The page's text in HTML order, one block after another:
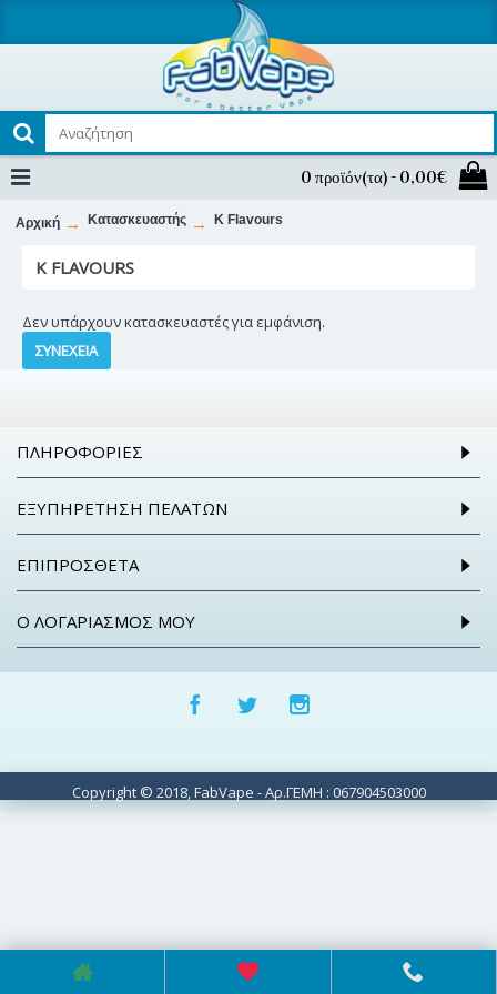
0 προϊόν(τα) - 0,00€
Αρχική Κατασκευαστής K Flavours
K FLAVOURS
Δεν υπάρχουν κατασκευαστές για εμφάνιση.
ΣΥΝΈΧΕΙΑ
ΠΛΗΡΟΦΟΡΊΕΣ
ΕΞΥΠΗΡΈΤΗΣΗ ΠΕΛΑΤΏΝ
ΕΠΙΠΡΌΣΘΕΤΑ
Ο ΛΟΓΑΡΙΑΣΜΌΣ ΜΟΥ
Copyright © 2018, FabVape - Αρ.ΓΕΜΗ : 067904503000